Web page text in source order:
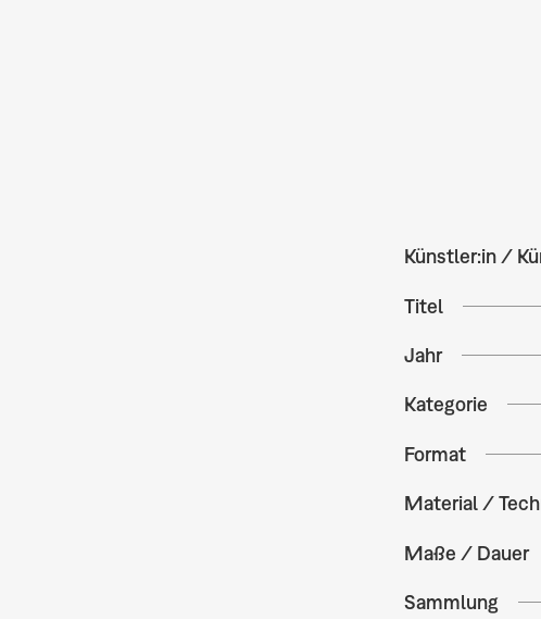
Künstler:in /
Titel
Jahr
Kategorie
Format
Material /
Maße / Dauer
Sammlung